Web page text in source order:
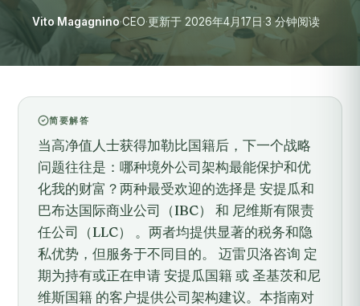
Vito Magagnino·CEO·更新于 2026年4月17日·3 分钟阅读
简要解答
当高净值人士获得加勒比国籍后，下一个战略
问题往往是：哪种境外公司架构最能保护和优
化我的财富？两种最受欢迎的选择是 安提瓜和
巴布达国际商业公司（IBC） 和 尼维斯有限责
任公司（LLC） 。两者均提供显著的税务和隐
私优势，但服务于不同目的。 迈雷贝洛咨询 定
期为持有或正在申请 安提瓜国籍 或 圣基茨和尼
维斯国籍 的客户提供公司架构建议。本指南对